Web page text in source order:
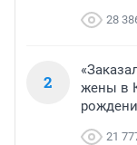
28
2
жены в
21